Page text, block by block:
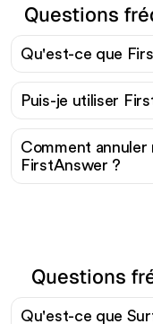
Questions
Qu'est-ce que
Puis-je utiliser
Comment annuler
FirstAnswer ?
Questions
Qu'est-ce que